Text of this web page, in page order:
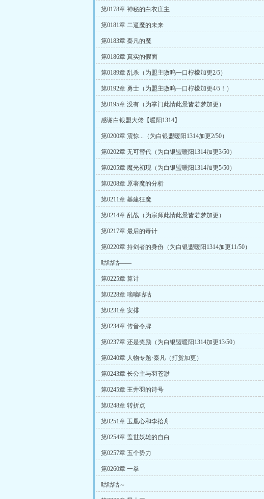
第0178章 神秘的白衣庄主
第0181章 二逼魔的未来
第0183章 秦凡的魔
第0186章 真实的假面
第0189章 乱杀（为盟主嗷呜一口柠檬加更2/5）
第0192章 勇士（为盟主嗷呜一口柠檬加更4/5！）
第0195章 没有（为掌门此情此景皆若梦加更）
感谢白银盟大佬【暖阳1314】
第0200章 震惊...（为白银盟暖阳1314加更2/50）
第0202章 无可替代（为白银盟暖阳1314加更3/50）
第0205章 魔光初现（为白银盟暖阳1314加更5/50）
第0208章 原著魔的分析
第0211章 基建狂魔
第0214章 乱战（为宗师此情此景皆若梦加更）
第0217章 最后的毒计
第0220章 持剑者的身份（为白银盟暖阳1314加更11/50）
咕咕咕——
第0225章 算计
第0228章 嘀嘀咕咕
第0231章 安排
第0234章 传音令牌
第0237章 还是奖励（为白银盟暖阳1314加更13/50）
第0240章 人物专题·秦凡（打赏加更）
第0243章 长公主与羽苍渺
第0245章 王井羽的诗号
第0248章 转折点
第0251章 玉凰心和李拾舟
第0254章 盖世妖雄的自白
第0257章 五个势力
第0260章 一拳
咕咕咕～